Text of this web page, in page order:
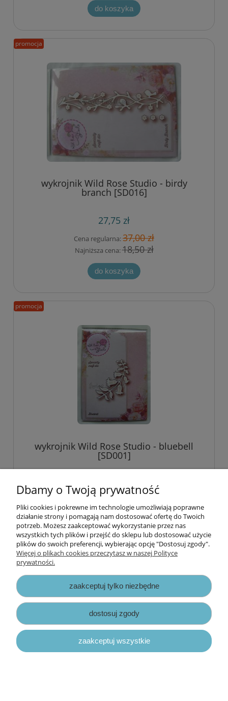
do koszyka
wykrojnik Wild Rose Studio - birdy
branch [SD016]
27,75 zł
Cena regularna:37,00 zł
Najniższa cena:18,50 zł
do koszyka
promocja
wykrojnik Wild Rose Studio - bluebell
[SD001]
Najniższa cena:17,00 zł
do koszyka
promocja
promocja
Dbamy o Twoją prywatność
Pliki cookies i pokrewne im technologie umożliwiają poprawne
działanie strony i pomagają nam dostosować ofertę do Twoich
potrzeb. Możesz zaakceptować wykorzystanie przez nas
wszystkich tych plików i przejść do sklepu lub dostosować użycie
plików do swoich preferencji, wybierając opcję "Dostosuj zgody".
Więcej o plikach cookies przeczytasz w naszej Polityce
prywatności.
zaakceptuj tylko niezbędne
dostosuj zgody
zaakceptuj wszystkie